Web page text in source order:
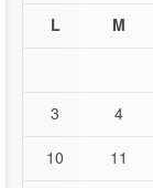
L M
3
4
10
11